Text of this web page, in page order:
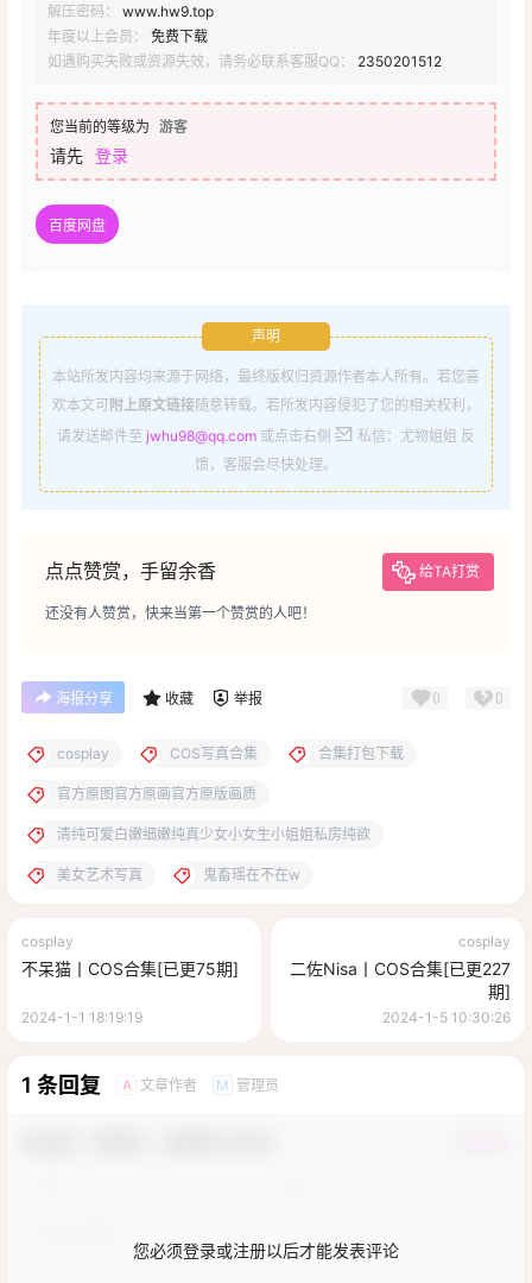
解压密码：
www.hw9.top
年度以上会员：
免费下载
如遇购买失败或资源失效，请务必联系客服QQ：
2350201512
您当前的等级为 游客
请先 登录
百度网盘
声明
本站所发内容均来源于网络，最终版权归资源作者本人所有。若您喜
欢本文可 附上原文链接随意转载。若所发内容侵犯了您的相关权利，
请发送邮件至 jwhu98@qq.com 或点击右侧
私信：尤物姐姐 反
馈，客服会尽快处理。
点点赞赏，手留余香 给TA打赏
还没有人赞赏，快来当第一个赞赏的人吧！
海报分享 收藏 举报 0 0
cosplay COS写真合集 合集打包下载
官方原图官方原画官方原版画质
清纯可爱白嫩细嫩纯真少女小女生小姐姐私房纯欲
美女艺术写真 鬼畜瑶在不在w
cosplay
不呆猫丨COS合集[已更75期]
2024-1-1 18:19:19
cosplay
二佐Nisa丨COS合集[已更227
期]
2024-1-5 10:30:26
1 条回复 A 文章作者 M 管理员
您必须登录或注册以后才能发表评论